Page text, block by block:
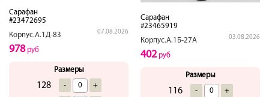
Сарафан
#23472695
Корпус.А.1Д-83
07.08.2026
978руб
Размеры
128 - +
Сарафан
#23465919
Корпус.А.1Б-27А
03.08.2026
402руб
Размеры
116 - +